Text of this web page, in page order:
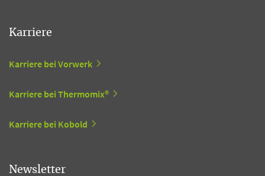
Karriere
Karriere bei Vorwerk
Karriere bei Thermomix®
Karriere bei Kobold
Newsletter